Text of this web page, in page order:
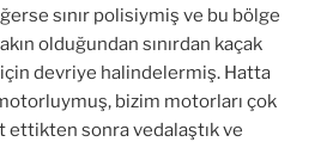
sınır polisiymiş ve bu bölge
olduğundan sınırdan kaçak
devriye halindelermiş. Hatta
bizim motorları çok
ettikten sonra vedalaştık ve